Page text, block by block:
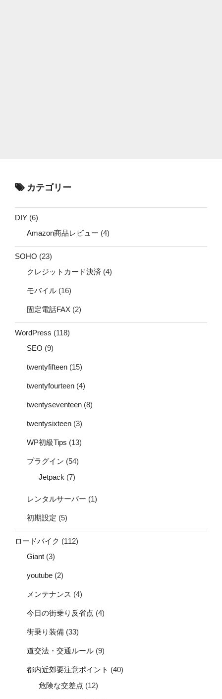
カテゴリー
DIY (6)
Amazon商品レビュー (4)
SOHO (23)
クレジットカード決済 (4)
モバイル (16)
固定電話FAX (2)
WordPress (118)
SEO (9)
twentyfifteen (15)
twentyfourteen (4)
twentyseventeen (8)
twentysixteen (3)
WP初級Tips (13)
プラグイン (54)
Jetpack (7)
レンタルサーバー (1)
初期設定 (5)
ロードバイク (112)
Giant (3)
youtube (2)
メンテナンス (4)
今日の街乗り反省点 (4)
街乗り装備 (33)
道交法・交通ルール (9)
都内近郊要注意ポイント (40)
危険な交差点 (12)